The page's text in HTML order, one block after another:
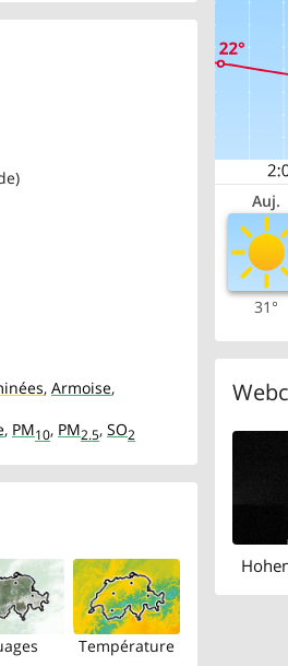
, Armoise,
, PM10, PM2.5, SO2
Température
Auj.
31°